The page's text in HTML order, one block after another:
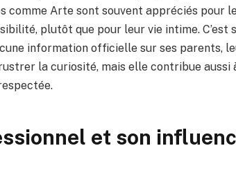
comme Arte sont souvent appréciés pour
plutôt que pour leur vie intime. C’est
information officielle sur ses parents,
la curiosité, mais elle contribue aussi
et son